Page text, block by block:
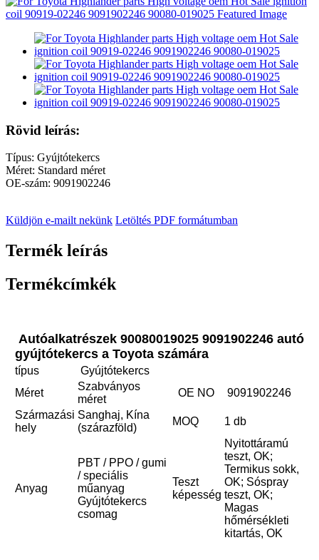
Rövid leírás:
Típus: Gyújtótekercs
Méret: Standard méret
OE-szám: 9091902246
Küldjön e-mailt nekünk Letöltés PDF formátumban
Termék leírás
Termékcímkék
Autóalkatrészek 90080019025 9091902246 autó
gyújtótekercs a Toyota számára
típus
Gyújtótekercs
Méret
Szabványos
méret
OE NO
9091902246
Származási
hely
Sanghaj, Kína
(szárazföld)
MOQ 1 db
Anyag
PBT / PPO / gumi
/ speciális
műanyag
Gyújtótekercs
csomag
Teszt
képesség
Nyitottáramú
teszt, OK;
Termikus sokk,
OK; Sóspray
teszt, OK;
Magas
hőmérsékleti
kitartás, OK